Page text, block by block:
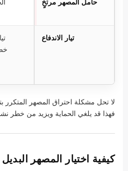
حامل المصهر مرتخٍ
تيار الاندفاع
لا تحل مشكلة احتراق المصهر المتكرر
فهذا قد يلغي الحماية ويزيد من خطر
كيفية اختيار المصهر